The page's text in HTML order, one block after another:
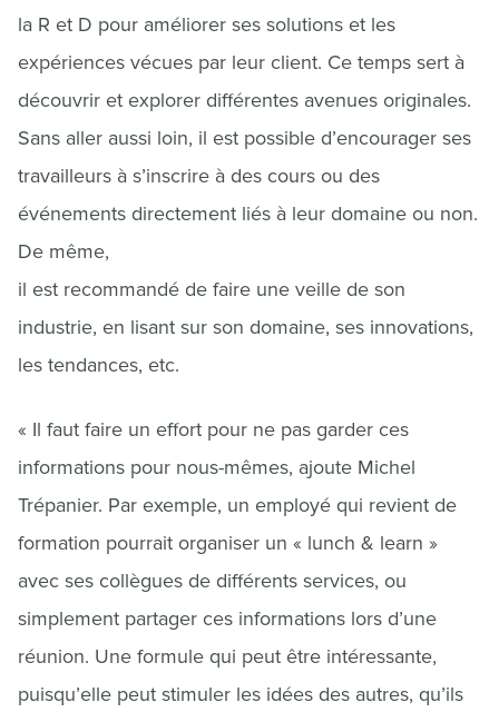
la R et D pour améliorer ses solutions et les
expériences vécues par leur client. Ce temps sert à
découvrir et explorer différentes avenues originales.
Sans aller aussi loin, il est possible d’encourager ses
travailleurs à s’inscrire à des cours ou des
événements directement liés à leur domaine ou non.
De même,
il est recommandé de faire une veille de son
industrie, en lisant sur son domaine, ses innovations,
les tendances, etc.
« Il faut faire un effort pour ne pas garder ces
informations pour nous-mêmes, ajoute Michel
Trépanier. Par exemple, un employé qui revient de
formation pourrait organiser un « lunch & learn »
avec ses collègues de différents services, ou
simplement partager ces informations lors d’une
réunion. Une formule qui peut être intéressante,
puisqu’elle peut stimuler les idées des autres, qu’ils